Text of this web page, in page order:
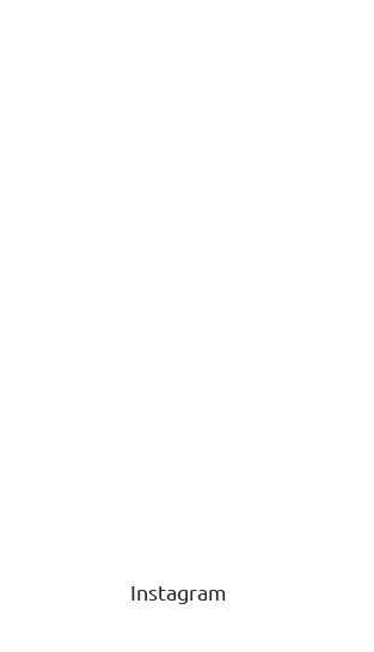
Instagram